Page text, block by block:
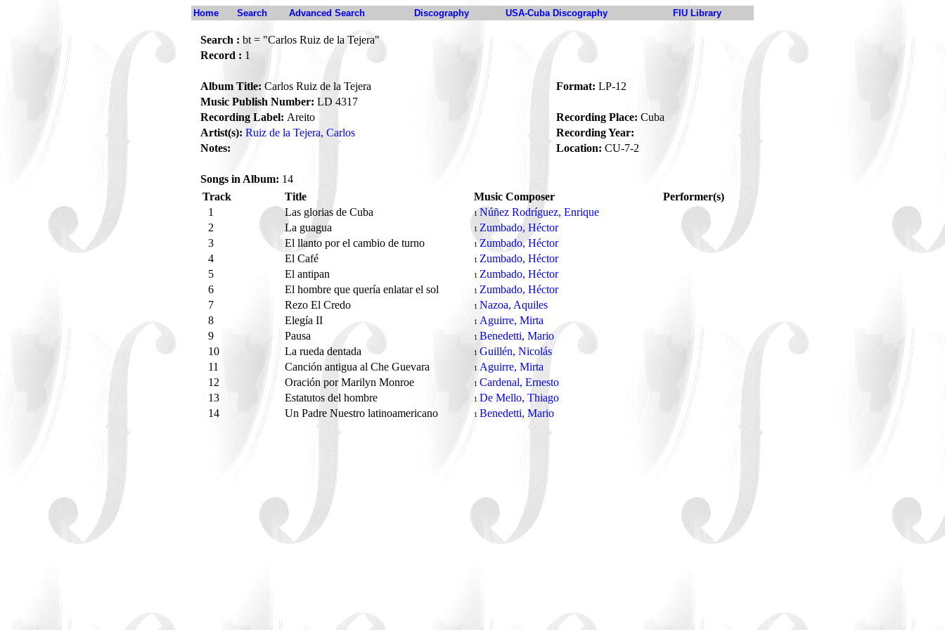
Home Search Advanced Search Discography USA-Cuba Discography FIU Library
Search : bt = "Carlos Ruiz de la Tejera"
Record : 1
Album Title: Carlos Ruiz de la Tejera Format: LP-12
Music Publish Number: LD 4317
Recording Label: Areito Recording Place: Cuba
Artist(s): Ruiz de la Tejera, Carlos
Recording Year:
Notes:
Location: CU-7-2
Songs in Album: 14
Track
Title Music Composer
Performer(s)
1
Las glorias de Cuba 1 Núñez Rodríguez, Enrique
2
La guagua 1 Zumbado, Héctor
3
El llanto por el cambio de turno 1Zumbado, Héctor
4
El Café 1 Zumbado, Héctor
5
El antipan 1 Zumbado, Héctor
6
El hombre que quería enlatar el sol 1 Zumbado, Héctor
7
Rezo El Credo 1 Nazoa, Aquiles
8
Elegía II 1 Aguirre, Mirta
9
Pausa 1 Benedetti, Mario
10
La rueda dentada 1 Guillén, Nicolás
11
Canción antigua al Che Guevara 1 Aguirre, Mirta
12
Oración por Marilyn Monroe 1 Cardenal, Ernesto
13
Estatutos del hombre 1 De Mello, Thiago
14
Un Padre Nuestro latinoamericano 1 Benedetti, Mario